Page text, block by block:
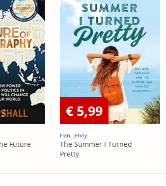
Future
€ 5,99
Han, Jenny
The Summer I Turned
Pretty